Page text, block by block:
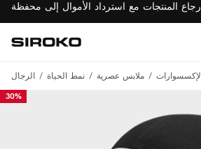
الرئيسية
Siroko.com
الرجال نمط الحياة ملابس عصرية الإكسسوارات
30%